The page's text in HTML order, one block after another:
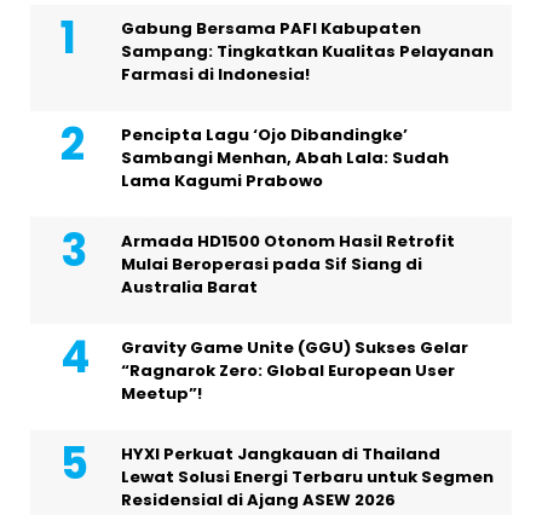
Gabung Bersama PAFI Kabupaten
Sampang: Tingkatkan Kualitas Pelayanan
Farmasi di Indonesia!
Pencipta Lagu ‘Ojo Dibandingke’
Sambangi Menhan, Abah Lala: Sudah
Lama Kagumi Prabowo
Armada HD1500 Otonom Hasil Retrofit
Mulai Beroperasi pada Sif Siang di
Australia Barat
Gravity Game Unite (GGU) Sukses Gelar
“Ragnarok Zero: Global European User
Meetup”!
HYXI Perkuat Jangkauan di Thailand
Lewat Solusi Energi Terbaru untuk Segmen
Residensial di Ajang ASEW 2026